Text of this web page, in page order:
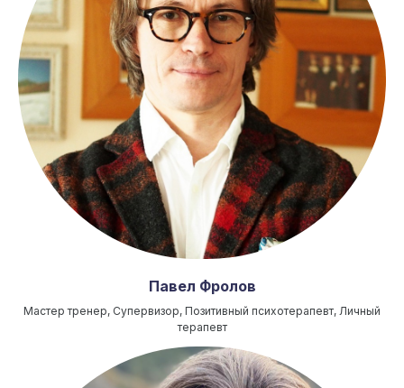
Павел Фролов
Мастер тренер, Супервизор, Позитивный психотерапевт, Личный
терапевт